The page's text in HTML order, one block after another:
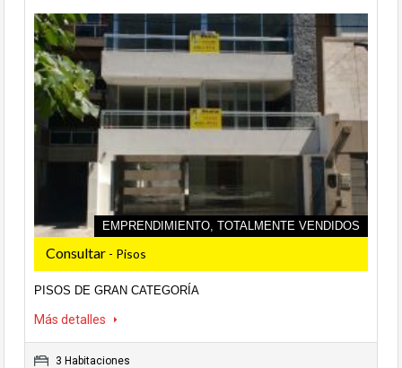
EMPRENDIMIENTO, TOTALMENTE VENDIDOS
Consultar - Pisos
PISOS DE GRAN CATEGORÍA
Más detalles
3 Habitaciones